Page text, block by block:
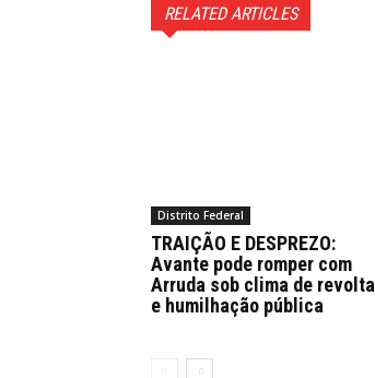
RELATED ARTICLES
Distrito Federal
TRAIÇÃO E DESPREZO:
Avante pode romper com
Arruda sob clima de revolta
e humilhação pública